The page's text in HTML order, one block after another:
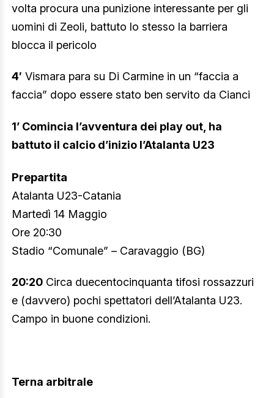
volta procura una punizione interessante per gli
uomini di Zeoli, battuto lo stesso la barriera
blocca il pericolo
4′ Vismara para su Di Carmine in un “faccia a
faccia” dopo essere stato ben servito da Cianci
1’ Comincia l’avventura dei play out, ha
battuto il calcio d’inizio l’Atalanta U23
Prepartita
Atalanta U23-Catania
Martedì 14 Maggio
Ore 20:30
Stadio “Comunale” – Caravaggio (BG)
20:20 Circa duecentocinquanta tifosi rossazzuri
e (davvero) pochi spettatori dell’Atalanta U23.
Campo in buone condizioni.
Terna arbitrale